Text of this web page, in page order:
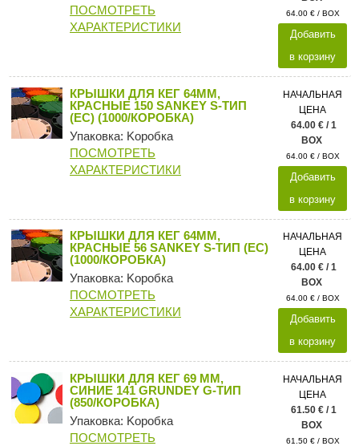
ПОСМОТРЕТЬ
ХАРАКТЕРИСТИКИ
64.00 € / BOX
Добавить
в корзину
КРЫШКИ ДЛЯ КЕГ 64ММ,
КРАСНЫЕ 150 SANKEY S-ТИП
(ЕС) (1000/КОРОБКА)
Упаковка: Kоробка
ПОСМОТРЕТЬ
ХАРАКТЕРИСТИКИ
НАЧАЛЬНАЯ
ЦЕНА
64.00 € / 1
BOX
64.00 € / BOX
Добавить
в корзину
КРЫШКИ ДЛЯ КЕГ 64ММ,
КРАСНЫЕ 56 SANKEY S-ТИП (ЕС)
(1000/КОРОБКА)
Упаковка: Kоробка
ПОСМОТРЕТЬ
ХАРАКТЕРИСТИКИ
НАЧАЛЬНАЯ
ЦЕНА
64.00 € / 1
BOX
64.00 € / BOX
Добавить
в корзину
КРЫШКИ ДЛЯ КЕГ 69 ММ,
СИНИЕ 141 GRUNDEY G-ТИП
(850/КОРОБКА)
Упаковка: Kоробка
ПОСМОТРЕТЬ
НАЧАЛЬНАЯ
ЦЕНА
61.50 € / 1
BOX
61.50 € / BOX